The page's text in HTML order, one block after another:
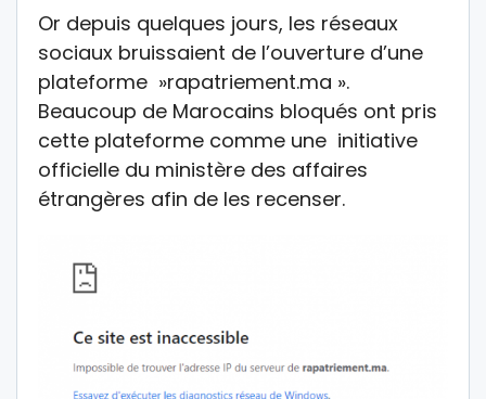
Or depuis quelques jours, les réseaux
sociaux bruissaient de l’ouverture d’une
plateforme ‪ »rapatriement.ma‬ ».
Beaucoup de Marocains bloqués ont pris
cette plateforme comme une initiative
officielle du ministère des affaires
étrangères afin de les recenser.